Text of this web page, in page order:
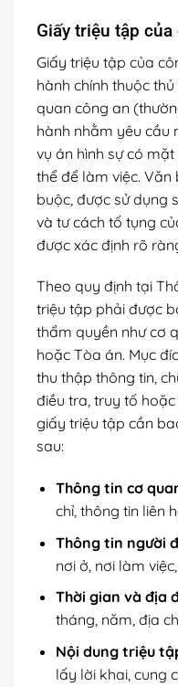
Giấy triệu tập
Giấy triệu tập của
hành chính thuộc
quan công an
hành nhằm yêu cầu
vụ án hình sự có
thể để làm việc.
buộc, được sử dụng
và tư cách tố tụng
được xác định rõ
Theo quy định tại
triệu tập phải được
thẩm quyền như cơ
hoặc Tòa án. Mục
thu thập thông tin,
điều tra, truy tố hoặc
giấy triệu tập cần
sau:
Thông tin cơ
chỉ, thông tin liên
Thông tin người
nơi ở, nơi làm
Thời gian và địa
tháng, năm, địa
Nội dung triệu
lấy lời khai, cung